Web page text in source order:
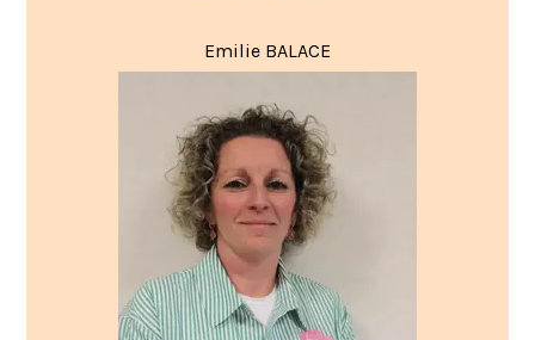
Emilie BALACE